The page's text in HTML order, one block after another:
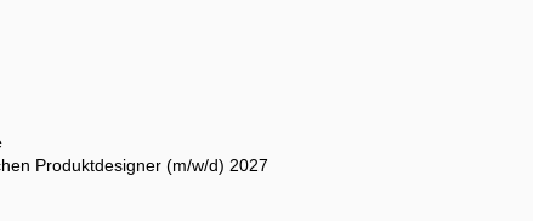
Produktdesigner (m/w/d) 2027